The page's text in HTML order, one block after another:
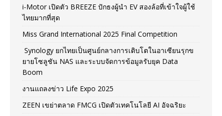
i-Motor เปิดตัว BREEZE ปักธงผู้นำ EV สองล้อที่เข้าใจผู้ใช้
ไทยมากที่สุด
Miss Grand International 2025 Final Competition
Synology ยกไทยเป็นศูนย์กลางการเติบโตในอาเซียนรุกข
ยายโซลูชัน NAS และระบบจัดการข้อมูลรับยุค Data
Boom
งานแถลงข่าว Life Expo 2025
ZEEN เขย่าตลาด FMCG เปิดตัวเทคโนโลยี AI อัจฉริยะ